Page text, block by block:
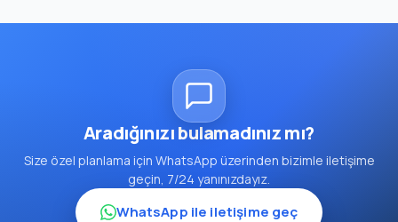
Aradığınızı bulamadınız mı?
Size özel planlama için WhatsApp üzerinden bizimle iletişime
geçin, 7/24 yanınızdayız.
WhatsApp ile iletişime geç